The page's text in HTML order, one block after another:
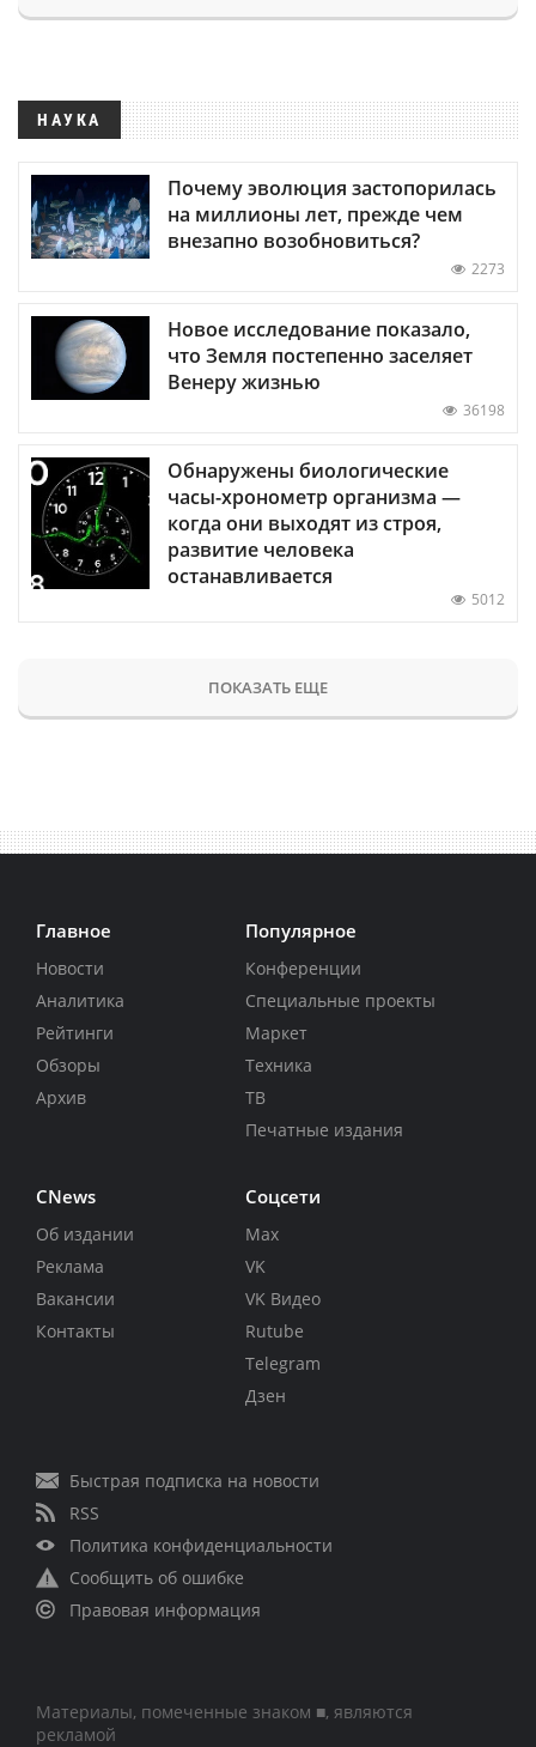
НАУКА
Почему эволюция застопорилась
на миллионы лет, прежде чем
внезапно возобновиться?
2273
Новое исследование показало,
что Земля постепенно заселяет
Венеру жизнью
36198
Обнаружены биологические
часы-хронометр организма —
когда они выходят из строя,
развитие человека
останавливается
5012
ПОКАЗАТЬ ЕЩЕ
Главное
Новости
Аналитика
Рейтинги
Обзоры
Архив
Популярное
Конференции
Специальные проекты
Маркет
Техника
ТВ
Печатные издания
CNews
Об издании
Реклама
Вакансии
Контакты
Соцсети
Max
VK
VK Видео
Rutube
Telegram
Дзен
Быстрая подписка на новости
RSS
Политика конфиденциальности
Сообщить об ошибке
Правовая информация
Материалы, помеченные знаком ■, являются
рекламой